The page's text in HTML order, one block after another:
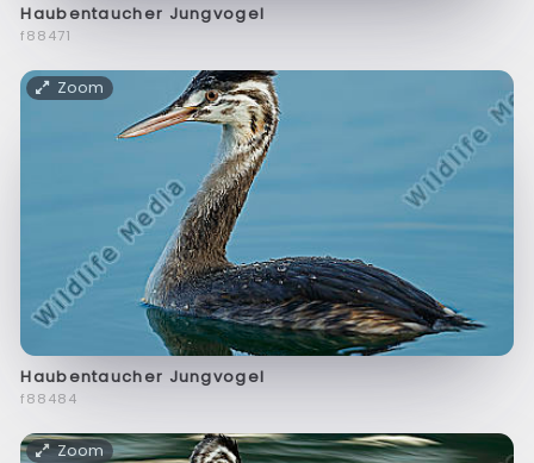
Haubentaucher Jungvogel
f88471
Zoom
Haubentaucher Jungvogel
f88484
Zoom